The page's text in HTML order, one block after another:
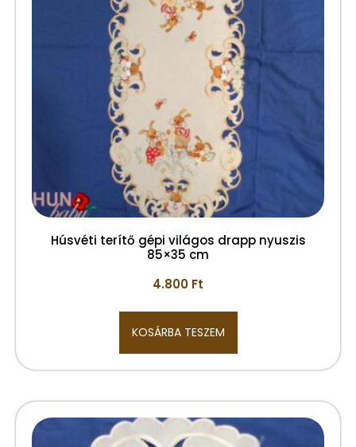
Húsvéti terítő gépi világos drapp nyuszis
85×35 cm
4.800 Ft
KOSÁRBA TESZEM